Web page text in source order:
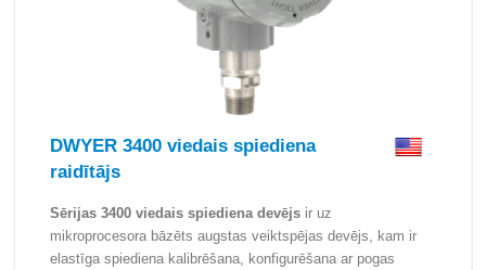
DWYER 3400 viedais spiediena
raidītājs
Sērijas 3400 viedais spiediena devējs ir uz
mikroprocesora bāzēts augstas veiktspējas devējs, kam ir
elastīga spiediena kalibrēšana, konfigurēšana ar pogas